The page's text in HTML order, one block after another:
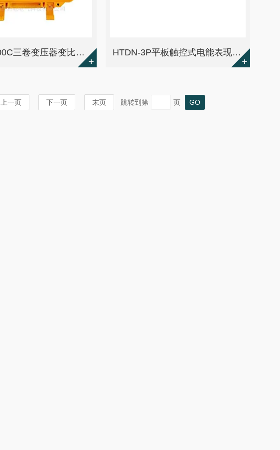
HTBC-3000C三卷变压器变比测试仪 HTDN-3P平板触控式电能表现场校验仪
上一页 下一页 末页 跳转到第 页